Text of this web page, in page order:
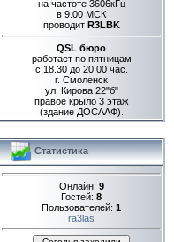
на частоте 3606кГц
в 9.00 МСК
проводит R3LBK
QSL бюро
работает по пятницам
с 18.30 до 20.00 час.
г. Смоленск
ул. Кирова 22"б"
правое крыло 3 этаж
(здание ДОСААФ).
Статистика
Онлайн: 9
Гостей: 8
Пользователей: 1
ra3las